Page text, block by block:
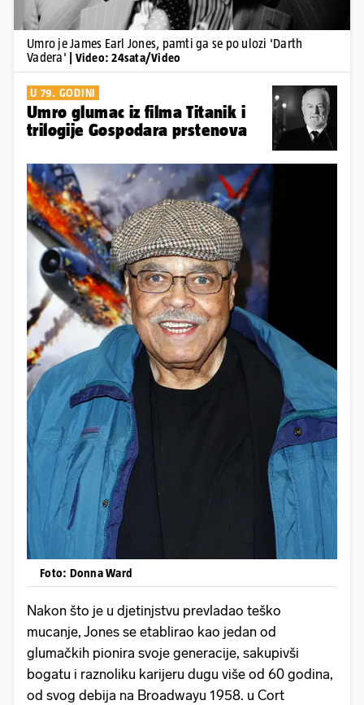
Umro je James Earl Jones, pamti ga se po ulozi 'Darth
Vadera'
| Video: 24sata/Video
U 79. GODINI
Umro glumac iz filma Titanik i
trilogije Gospodara prstenova
Foto: Donna Ward
Nakon što je u djetinjstvu prevladao teško
mucanje, Jones se etablirao kao jedan od
glumačkih pionira svoje generacije, sakupivši
bogatu i raznoliku karijeru dugu više od 60 godina,
od svog debija na Broadwayu 1958. u Cort